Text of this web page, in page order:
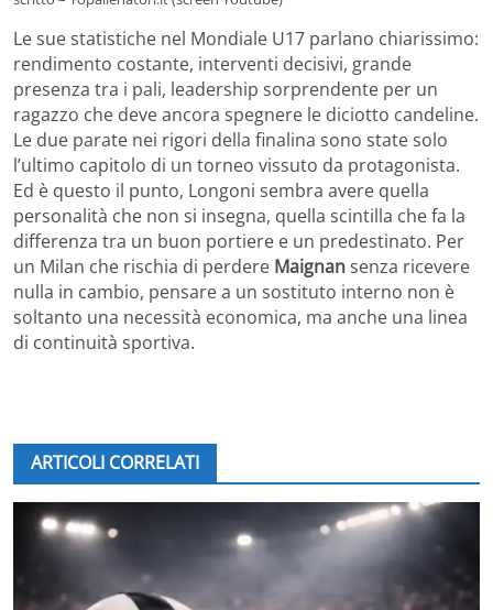
Le sue statistiche nel Mondiale U17 parlano chiarissimo:
rendimento costante, interventi decisivi, grande
presenza tra i pali, leadership sorprendente per un
ragazzo che deve ancora spegnere le diciotto candeline.
Le due parate nei rigori della finalina sono state solo
l’ultimo capitolo di un torneo vissuto da protagonista.
Ed è questo il punto, Longoni sembra avere quella
personalità che non si insegna, quella scintilla che fa la
differenza tra un buon portiere e un predestinato. Per
un Milan che rischia di perdere Maignansenza ricevere
nulla in cambio, pensare a un sostituto interno non è
soltanto una necessità economica, ma anche una linea
di continuità sportiva.
ARTICOLI CORRELATI